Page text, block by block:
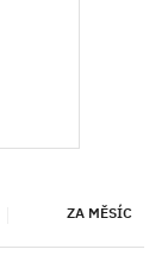
ZA MĚSÍC